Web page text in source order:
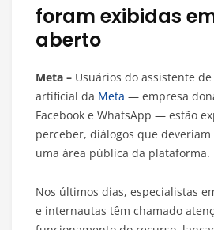
foram exibidas
aberto
Meta – Usuários do assistente
artificial da Meta — empresa
Facebook e WhatsApp — estão
perceber, diálogos que
uma área pública da plataforma.
Nos últimos dias, especialistas
e internautas têm chamado